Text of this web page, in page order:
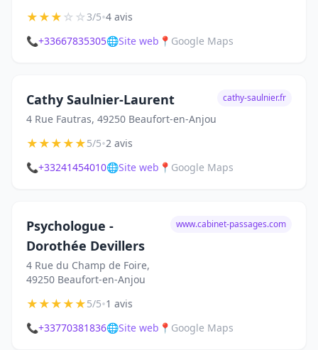
★★★☆☆3/5•4 avis
📞+33667835305🌐Site web 📍 Google Maps
Cathy Saulnier-Laurent
4 Rue Fautras, 49250 Beaufort-en-Anjou
cathy-saulnier.fr
★★★★★5/5•2 avis
📞+33241454010🌐Site web 📍 Google Maps
Psychologue -
Dorothée Devillers
4 Rue du Champ de Foire,
49250 Beaufort-en-Anjou
www.cabinet-passages.com
★★★★★5/5•1 avis
📞+33770381836🌐Site web 📍 Google Maps